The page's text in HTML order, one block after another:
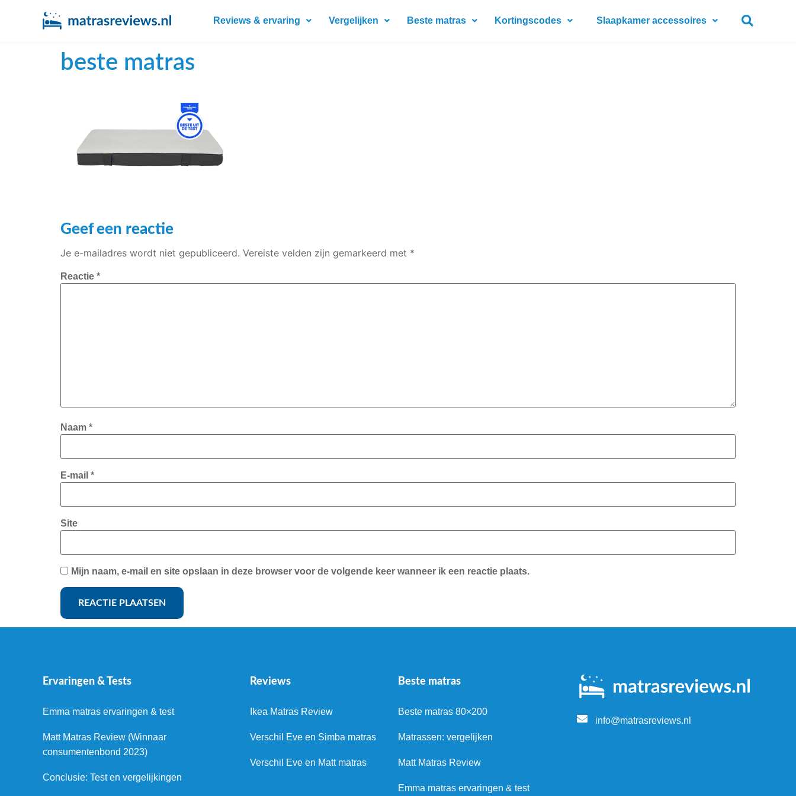
Reviews & ervaring Vergelijken Beste matras Kortingscodes Slaapkamer accessoires
beste matras
Geef een reactie
Je e-mailadres wordt niet gepubliceerd. Vereiste velden zijn gemarkeerd met *
Reactie *
Naam *
E-mail *
Site
Mijn naam, e-mail en site opslaan in deze browser voor de volgende keer wanneer ik een reactie plaats.
Ervaringen & Tests
Emma matras ervaringen & test
Matt Matras Review (Winnaar
consumentenbond 2023)
Conclusie: Test en vergelijkingen
Reviews
Ikea Matras Review
Verschil Eve en Simba matras
Verschil Eve en Matt matras
Beste matras
Beste matras 80×200
Matrassen: vergelijken
Matt Matras Review
Emma matras ervaringen & test
info@matrasreviews.nl